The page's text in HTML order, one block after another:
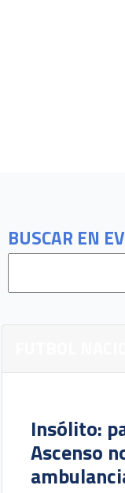
BUSCAR EN
Insólito:
Ascenso